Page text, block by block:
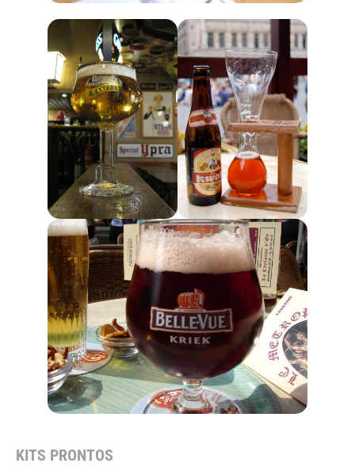
KITS PRONTOS